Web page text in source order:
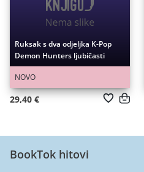
Ruksak s dva odjeljka K-Pop
Demon Hunters ljubičasti
NOVO
29,40 €
BookTok hitovi